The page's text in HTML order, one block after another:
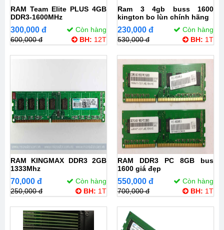
RAM Team Elite PLUS 4GB
DDR3-1600MHz
300,000 đ
Còn hàng
600,000 đ
BH: 12T
Ram 3 4gb buss 1600
kington bo lùn chính hãng
230,000 đ
Còn hàng
530,000 đ
BH: 1T
RAM KINGMAX DDR3 2GB
1333Mhz
70,000 đ
Còn hàng
250,000 đ
BH: 1T
RAM DDR3 PC 8GB bus
1600 giá đẹp
550,000 đ
Còn hàng
700,000 đ
BH: 1T